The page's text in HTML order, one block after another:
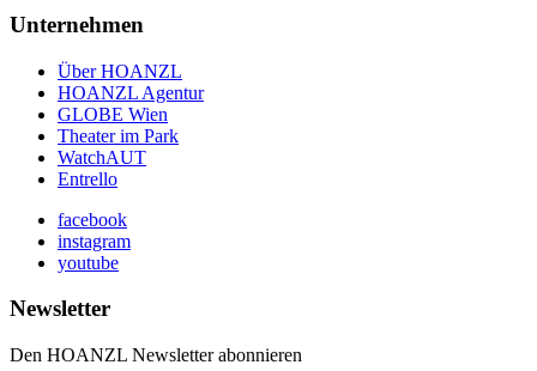
Unternehmen
Über HOANZL
HOANZL Agentur
GLOBE Wien
Theater im Park
WatchAUT
Entrello
facebook
instagram
youtube
Newsletter
Den HOANZL Newsletter abonnieren